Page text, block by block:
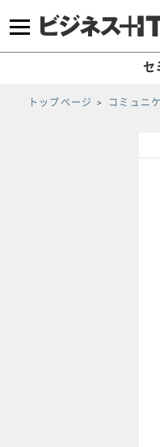
セ
トップページ コミュニ